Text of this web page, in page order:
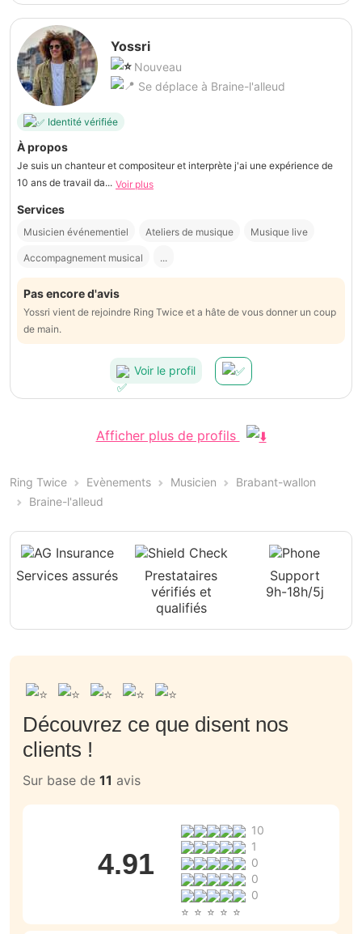
Yossri
Nouveau
Se déplace à Braine-l'alleud
Identité vérifiée
À propos
Je suis un chanteur et compositeur et interprète j'ai une expérience de
10 ans de travail da... Voir plus
Services
Musicien événementiel Ateliers de musique Musique live
Accompagnement musical ...
Pas encore d'avis
Yossri vient de rejoindre Ring Twice et a hâte de vous donner un coup
de main.
Voir le profil
Afficher plus de profils
Ring Twice Evènements Musicien
Brabant-wallon
Braine-l'alleud
Services assurés
Prestataires
vérifiés et
qualifiés
Support
9h-18h/5j
Découvrez ce que disent nos
clients !
Sur base de 11 avis
4.91
10
1
0
0
0